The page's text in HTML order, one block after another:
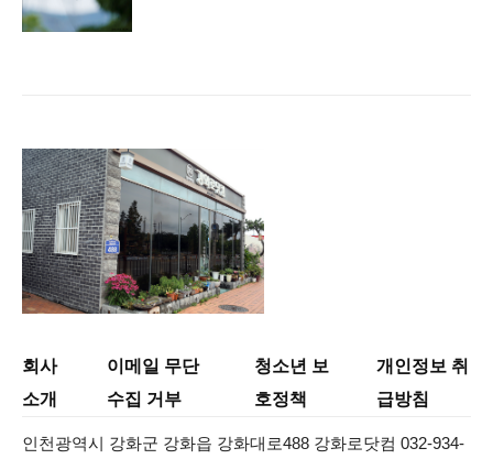
회사
소개
이메일 무단
수집 거부
청소년 보
호정책
개인정보 취
급방침
인천광역시 강화군 강화읍 강화대로488 강화로닷컴 032-934-